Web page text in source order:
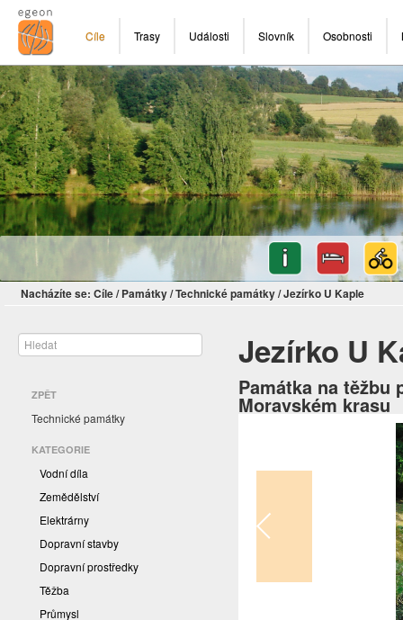
Cíle Trasy Události Slovník Osobnosti
Nacházíte se: Cíle/ Památky/Technické památky/Jezírko U Kaple
ZPĚT
Technické památky
KATEGORIE
Vodní díla
Zemědělství
Elektrárny
Dopravní stavby
Dopravní prostředky
Těžba
Průmysl
Jezírko U
Památka na
Moravském krasu